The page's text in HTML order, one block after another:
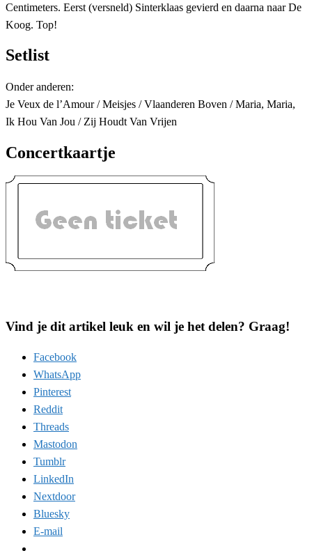
Centimeters. Eerst (versneld) Sinterklaas gevierd en daarna naar De
Koog. Top!
Setlist
Onder anderen:
Je Veux de l’Amour / Meisjes / Vlaanderen Boven / Maria, Maria,
Ik Hou Van Jou / Zij Houdt Van Vrijen
Concertkaartje
Vind je dit artikel leuk en wil je het delen? Graag!
Facebook
WhatsApp
Pinterest
Reddit
Threads
Mastodon
Tumblr
LinkedIn
Nextdoor
Bluesky
E-mail